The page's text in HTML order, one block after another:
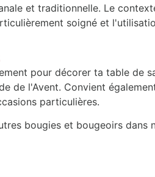
et traditionnelle. Le
soigné et
pour décorer ta table de
de l'Avent. Convient
particulières.
bougies et bougeoirs dans